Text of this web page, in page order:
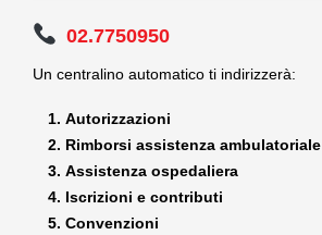
02.7750950
Un centralino automatico ti indirizzerà:
Autorizzazioni
Rimborsi assistenza ambulatoriale
Assistenza ospedaliera
Iscrizioni e contributi
Convenzioni